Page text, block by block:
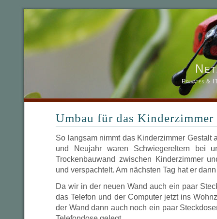
Privates &
Umbau für das Kinderzimmer
So langsam nimmt das Kinderzimmer Gestalt
und Neujahr waren Schwiegereltern bei
Trockenbauwand zwischen Kinderzimmer
und verspachtelt. Am nächsten Tag hat er
Da wir in der neuen Wand auch ein paar
das Telefon und der Computer jetzt ins
der Wand dann auch noch ein paar